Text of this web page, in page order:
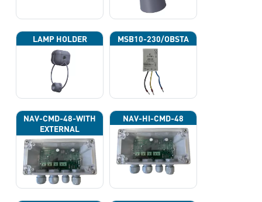
LAMP HOLDER MSB10-230/OBSTA
NAV-CMD-48-WITH
EXTERNAL
PHOTOCELL 13133
NAV-HI-CMD-48